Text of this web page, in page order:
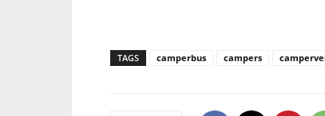
TAGS camperbus campers